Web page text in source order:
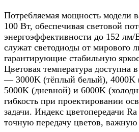
Потребляемая мощность модели
100 Вт, обеспечивая световой
энергоэффективности до 152 лм/
служат светодиоды от мирового
гарантирующие стабильную
Цветовая температура доступна
— 3000K (тёплый белый), 4000K
5000K (дневной) и 6000K
гибкость при проектировании
задачи. Индекс цветопередачи
точную передачу цветов, важную